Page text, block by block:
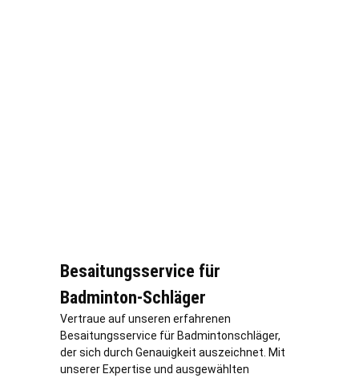
Besaitungsservice für
Badminton-Schläger
Vertraue auf unseren erfahrenen
Besaitungsservice für Badmintonschläger,
der sich durch Genauigkeit auszeichnet. Mit
unserer Expertise und ausgewählten